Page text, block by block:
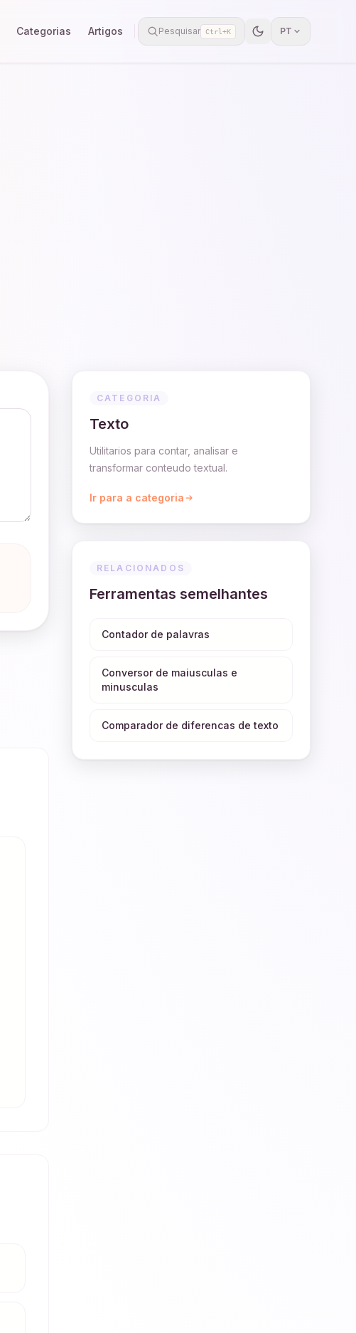
Categorias Artigos Pesquisar Ctrl+K PT
CATEGORIA
Texto
Utilitarios para contar, analisar e
transformar conteudo textual.
Ir para a categoria
RELACIONADOS
Ferramentas semelhantes
Contador de palavras
Conversor de maiusculas e
minusculas
Comparador de diferencas de texto